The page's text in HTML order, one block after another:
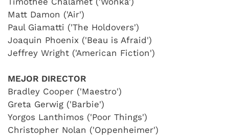
Matt Damon ('Air')
Paul Giamatti ('The Holdovers')
Joaquin Phoenix ('Beau is Afraid')
Jeffrey Wright ('American Fiction')
MEJOR DIRECTOR
Bradley Cooper ('Maestro')
Greta Gerwig ('Barbie')
Yorgos Lanthimos ('Poor Things')
Christopher Nolan ('Oppenheimer')